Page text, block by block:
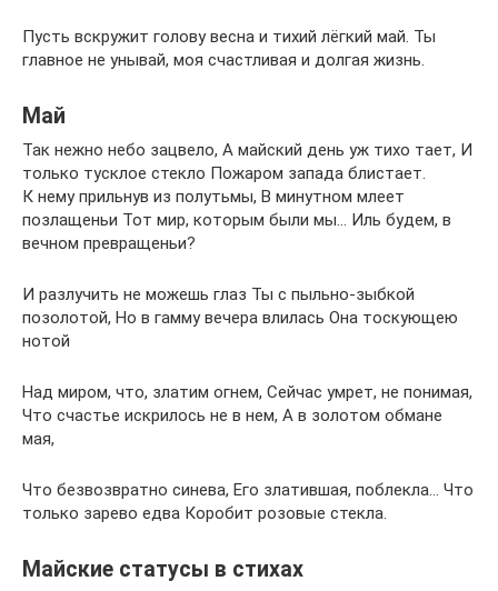
Пусть вскружит голову весна и тихий лёгкий май. Ты
главное не унывай, моя счастливая и долгая жизнь.
Май
Так нежно небо зацвело, А майский день уж тихо тает, И
только тусклое стекло Пожаром запада блистает.
К нему прильнув из полутьмы, В минутном млеет
позлащеньи Тот мир, которым были мы… Иль будем, в
вечном превращеньи?
И разлучить не можешь глаз Ты с пыльно-зыбкой
позолотой, Но в гамму вечера влилась Она тоскующею
нотой
Над миром, что, златим огнем, Сейчас умрет, не понимая,
Что счастье искрилось не в нем, А в золотом обмане
мая,
Что безвозвратно синева, Его златившая, поблекла… Что
только зарево едва Коробит розовые стекла.
Майские статусы в стихах